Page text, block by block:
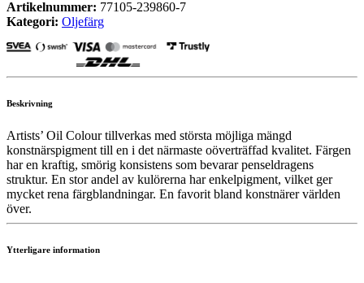
Artikelnummer: 77105-239860-7
Kategori: Oljefärg
Beskrivning
Artists’ Oil Colour tillverkas med största möjliga mängd
konstnärspigment till en i det närmaste oöverträffad kvalitet. Färgen
har en kraftig, smörig konsistens som bevarar penseldragens
struktur. En stor andel av kulörerna har enkelpigment, vilket ger
mycket rena färgblandningar. En favorit bland konstnärer världen
över.
Ytterligare information